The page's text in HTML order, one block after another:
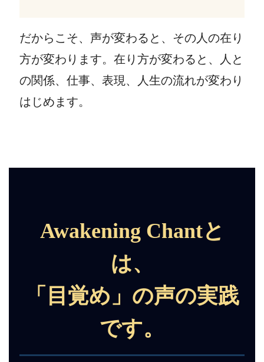
だからこそ、声が変わると、その人の在り
方が変わります。在り方が変わると、人と
の関係、仕事、表現、人生の流れが変わり
はじめます。
Awakening Chantと
は、
「目覚め」の声の実践
です。